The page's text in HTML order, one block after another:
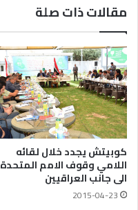
مقالات ذات صلة
كوبيتش يجدد خلال لقائه
اللامي وقوف الامم المتحدة
الى جانب العراقيين
2015-04-23